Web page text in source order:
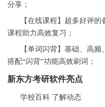
分享；
【在线课程】超多好评
课程助力高效复习；
【单词闪背】基础、高
搭配“闪背”功能高效刷词；
新东方考研软件亮点
学校百科 了解动态